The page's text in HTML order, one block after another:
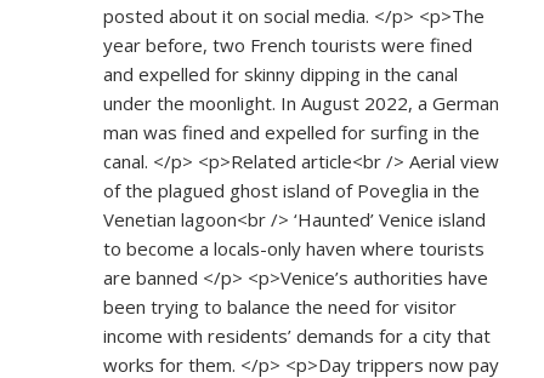
posted about it on social media. </p> <p>The
year before, two French tourists were fined
and expelled for skinny dipping in the canal
under the moonlight. In August 2022, a German
man was fined and expelled for surfing in the
canal. </p> <p>Related article<br /> Aerial view
of the plagued ghost island of Poveglia in the
Venetian lagoon<br /> ‘Haunted’ Venice island
to become a locals-only haven where tourists
are banned </p> <p>Venice’s authorities have
been trying to balance the need for visitor
income with residents’ demands for a city that
works for them. </p> <p>Day trippers now pay